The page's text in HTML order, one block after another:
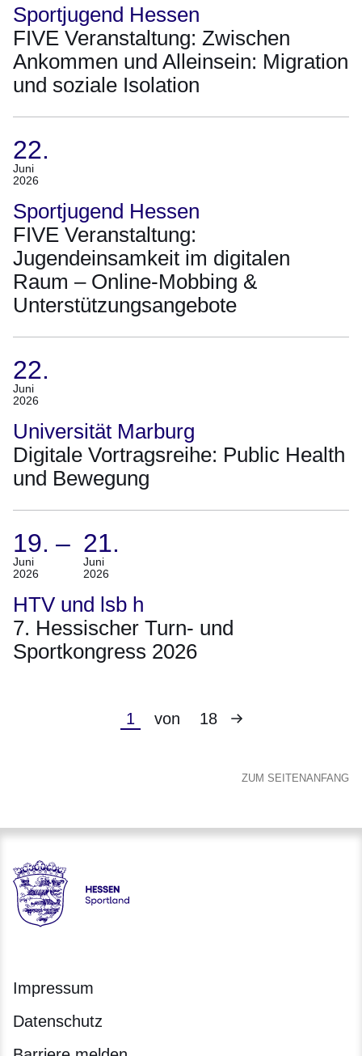
Juni
2026)
Sportjugend Hessen
FIVE Veranstaltung: Zwischen
Ankommen und Alleinsein: Migration
und soziale Isolation
22.
Juni
2026
(Termin:
22.
Juni
2026)
Sportjugend Hessen
FIVE Veranstaltung:
Jugendeinsamkeit im digitalen
Raum – Online-Mobbing &
Unterstützungsangebote
22.
Juni
2026
(Termin:
22.
Juni
2026)
Universität Marburg
Digitale Vortragsreihe: Public Health
und Bewegung
19.
Juni
2026
– 21.
Juni
2026
(Termin:
19.
Juni
Bis
21.
HTV und lsb h
7. Hessischer Turn- und
Sportkongress 2026
Aktuelle
1 von 18
Nächste
ZUM SEITENANFANG
Hessen - Landesprogramm SPORTLAND HESSEN bewegt
Impressum
Datenschutz